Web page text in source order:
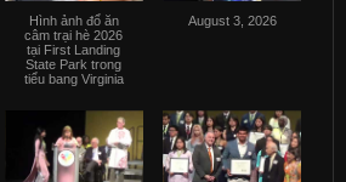
Hình ảnh đổ ăn
câm trại hè 2026
tại First Landing
State Park trong
tiểu bang Virginia
August 3, 2026